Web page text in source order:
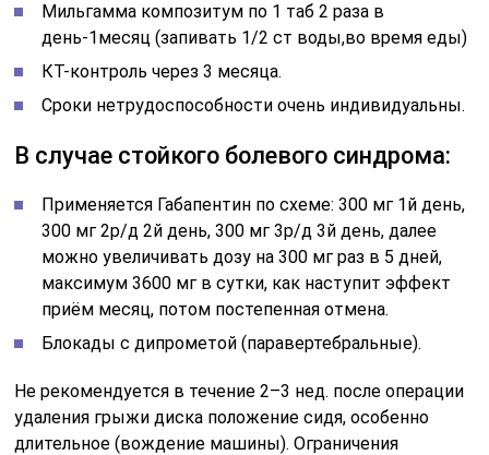
Мильгамма композитум по 1 таб 2 раза в
день-1месяц (запивать 1/2 ст воды,во время еды)
КТ-контроль через 3 месяца.
Сроки нетрудоспособности очень индивидуальны.
В случае стойкого болевого синдрома:
Применяется Габапентин по схеме: 300 мг 1й день,
300 мг 2р/д 2й день, 300 мг 3р/д 3й день, далее
можно увеличивать дозу на 300 мг раз в 5 дней,
максимум 3600 мг в сутки, как наступит эффект
приём месяц, потом постепенная отмена.
Блокады с дипрометой (паравертебральные).
Не рекомендуется в течение 2–3 нед. после операции
удаления грыжи диска положение сидя, особенно
длительное (вождение машины). Ограничения